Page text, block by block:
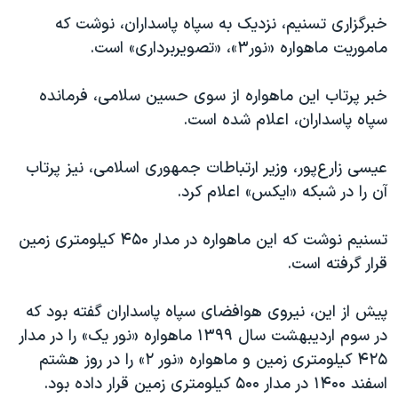
تریبونال مردمی آبان ۹۸
دادگاه حمید نوری
قانون شفافیت دارائی کادر رهبری ایران
اسرائیل در جنگ
همایش محافظه‌کاران آمریکا «سی‌پک»
صفحه‌های ویژه
سفر پرزیدنت ترامپ به چین
خبرگزاری تسنیم، نزدیک به سپاه پاسداران، نوشت که
ماموریت ماهواره «نور۳»، «تصویربرداری» است.
خبر پرتاب این ماهواره از سوی حسین سلامی، فرمانده
سپاه پاسداران، اعلام شده است.
عیسی زارع‌پور، وزیر ارتباطات جمهوری اسلامی، نیز پرتاب
آن را در شبکه «ایکس» اعلام کرد.
تسنیم نوشت که این ماهواره در مدار ۴۵۰ کیلومتری زمین
قرار گرفته است.
پیش از این، نیروی هوافضای سپاه پاسداران گفته بود که
در سوم اردیبهشت سال ۱۳۹۹ ماهواره «نور یک» را در مدار
۴۲۵ کیلومتری زمین و ماهواره «نور ۲» را در روز هشتم
اسفند ۱۴۰۰ در مدار ۵۰۰ کیلومتری زمین قرار داده بود.